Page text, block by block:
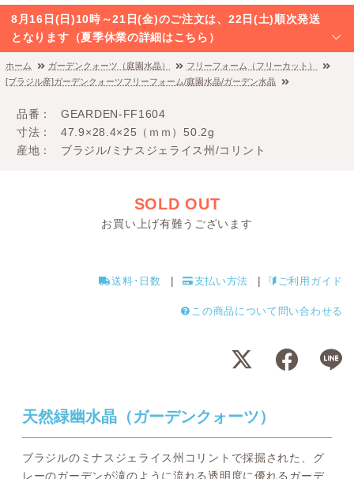
8月16日(日)10時～21日(金)のご注文は、22日(土)順次発送
となります（夏季休業の詳細はこちら）
ホーム ガーデンクォーツ（庭園水晶）
フリーフォーム（フリーカット）
[ブラジル産]ガーデンクォーツフリーフォーム/庭園水晶/ガーデン水晶
品番
GEARDEN-FF1604
寸法
47.9×28.4×25（ｍｍ）50.2g
産地
ブラジル/ミナスジェライス州/コリント
SOLD OUT
お買い上げ有難うございます
送料･日数 支払い方法 ご利用ガイド
この商品について問い合わせる
天然緑幽水晶（ガーデンクォーツ）
ブラジルのミナスジェライス州コリントで採掘された、グ
レーのガーデンが滝のように流れる透明度に優れるガーデ